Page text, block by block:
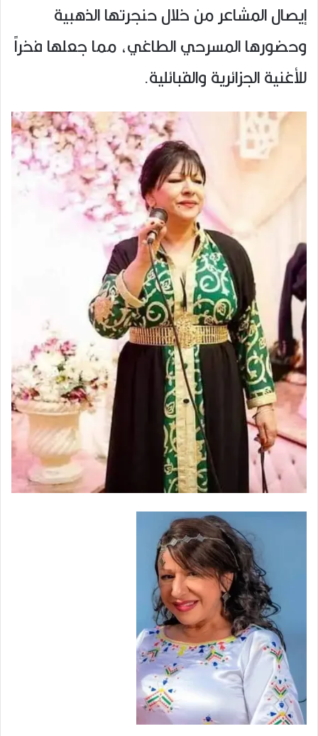
إيصال المشاعر من خلال حنجرتها الذهبية
وحضورها المسرحي الطاغي، مما جعلها فخراً
للأغنية الجزائرية والقبائلية.